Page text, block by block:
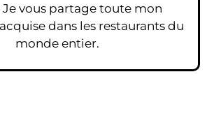
Je vous partage toute mon
dans les restaurants du
monde entier.